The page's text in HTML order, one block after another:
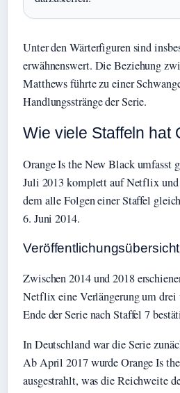
Unter den Wärterfiguren sind
erwähnenswert. Die Beziehung
Matthews führte zu einer
Handlungsstränge der Serie.
Wie viele Staffeln hat
Orange Is the New Black umfasst
Juli 2013 komplett auf Netflix
dem alle Folgen einer Staffel
6. Juni 2014.
Veröffentlichungsübersicht
Zwischen 2014 und 2018
Netflix eine Verlängerung um drei
Ende der Serie nach Staffel 7
In Deutschland war die Serie
Ab April 2017 wurde Orange Is
ausgestrahlt, was die Reichweite